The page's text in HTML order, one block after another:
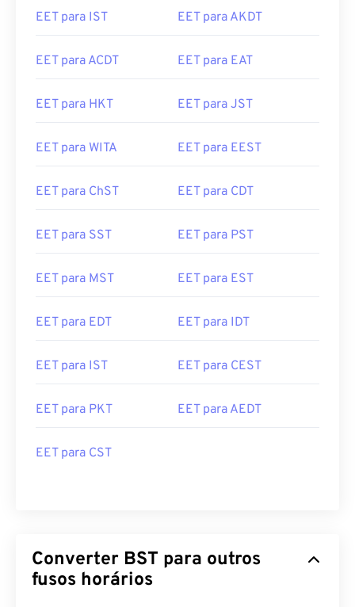
EET para IST EET para AKDT
EET para ACDT EET para EAT
EET para HKT EET para JST
EET para WITA EET para EEST
EET para ChST EET para CDT
EET para SST EET para PST
EET para MST EET para EST
EET para EDT EET para IDT
EET para IST EET para CEST
EET para PKT EET para AEDT
EET para CST
Converter BST para outros
fusos horários